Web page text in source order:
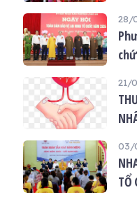
28/
21/
03/
TỔ